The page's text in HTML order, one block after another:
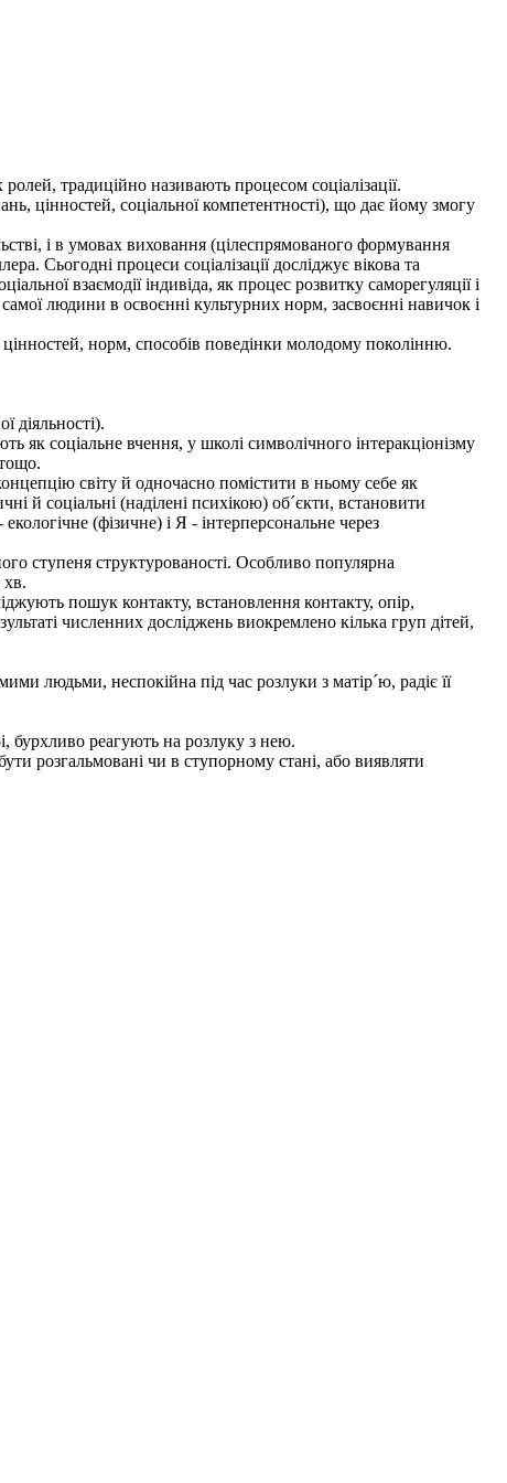
традиційно називають процесом соціалізації.
цінностей, соціальної компетентності), що дає йому змогу
і в умовах виховання (цілеспрямованого формування
Сьогодні процеси соціалізації досліджує вікова та
взаємодії індивіда, як процес розвитку саморегуляції і
самої людини в освоєнні культурних норм, засвоєнні навичок і
цінностей, норм, способів поведінки молодому поколінню.
діяльності).
як соціальне вчення, у школі символічного інтеракціонізму
світу й одночасно помістити в ньому себе як
й соціальні (наділені психікою) об´єкти, встановити
(фізичне) і Я - інтерперсональне через
ступеня структурованості. Особливо популярна
хв.
пошук контакту, встановлення контакту, опір,
численних досліджень виокремлено кілька груп дітей,
людьми, неспокійна під час розлуки з матір´ю, радіє її
реагують на розлуку з нею.
розгальмовані чи в ступорному стані, або виявляти